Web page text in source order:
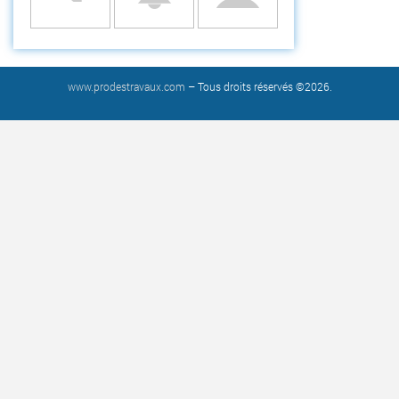
www.prodestravaux.com – Tous droits réservés ©2026.